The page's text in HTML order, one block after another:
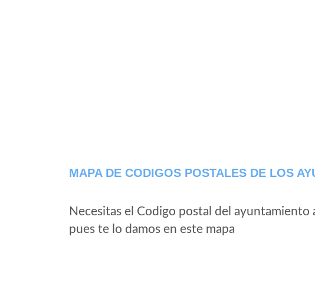
MAPA DE CODIGOS POSTALES DE LOS
Necesitas el Codigo postal del ayuntamiento
pues te lo damos en este mapa